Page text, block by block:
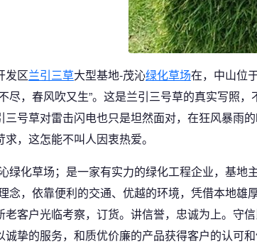
发区兰引三草大型基地-茂沁绿化草场在，中山位
尽，春风吹又生”。这是兰引三号草的真实写照
三号草对雷击闪电也只是坦然面对，在狂风暴雨
，这怎能不叫人因衷热爱。
绿化草场；是一家有实力的绿化工程企业，基地
念，依靠便利的交通、优越的环境，凭借本地
老客户光临考察，订货。讲信誉，忠诚为上。守
挚的服务，和质优价廉的产品获得客户的认可和